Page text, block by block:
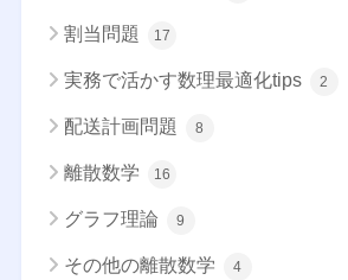
割当問題 17
実務で活かす数理最適化tips 2
配送計画問題 8
離散数学 16
グラフ理論 9
その他の離散数学 4